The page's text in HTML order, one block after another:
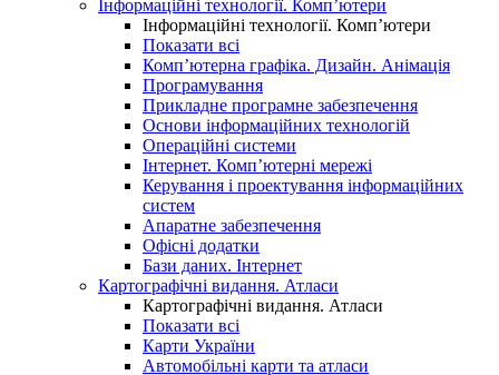
Інформаційні технології. Комп’ютери
Інформаційні технології. Комп’ютери
Показати всі
Комп’ютерна графіка. Дизайн. Анімація
Програмування
Прикладне програмне забезпечення
Основи інформаційних технологій
Операційні системи
Інтернет. Комп’ютерні мережі
Керування і проектування інформаційних
систем
Апаратне забезпечення
Офісні додатки
Бази даних. Інтернет
Картографічні видання. Атласи
Картографічні видання. Атласи
Показати всі
Карти України
Автомобільні карти та атласи